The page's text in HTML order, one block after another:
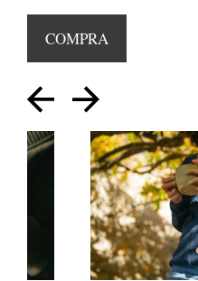
COMPRA